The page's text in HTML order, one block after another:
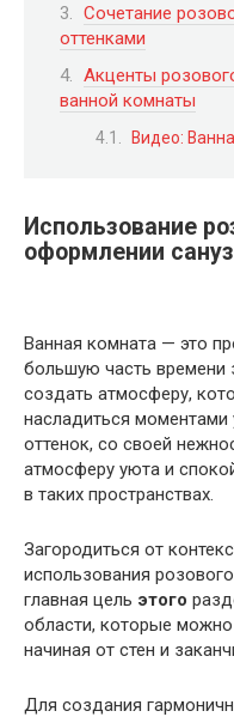
Сочетание
оттенками
Акценты
ванной комнаты
Видео:
Использование
оформлении
Ванная комната — это
большую часть времени
создать атмосферу,
насладиться
оттенок, со своей
атмосферу уюта и
в таких пространствах.
Загородиться от
использования
главная цель этого
области, которые
начиная от стен и
Для создания